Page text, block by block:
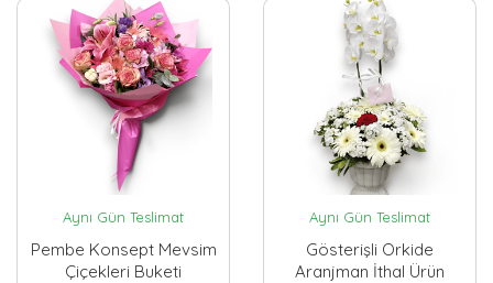
Aynı Gün Teslimat
Pembe Konsept Mevsim
Çiçekleri Buketi
Aynı Gün Teslimat
Gösterişli Orkide
Aranjman İthal Ürün